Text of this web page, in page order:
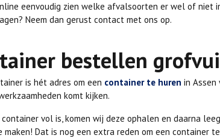
eenvoudig zien welke afvalsoorten er wel of niet
Neem dan gerust contact met ons op.
bestellen
is hét adres om een container te huren in
komt kijken.
container vol is, komen wij deze ophalen en daarna
maken! Dat is nog een extra reden om een container